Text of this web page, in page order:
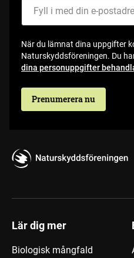
När du lämnat dina uppgifter
Naturskyddsföreningen. Du
dina personuppgifter
Prenumerera nu
Lär dig mer
Biologisk mångfald